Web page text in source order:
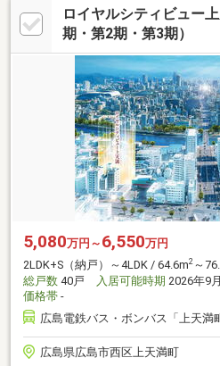
ロイヤルシティビュー
期・第2期・第3期）
5,080万円～ 6,550万円
2LDK+S（納戸）～4LDK / 64.6m2 ～
総戸数 40戸 入居可能時期 2026年9
価格帯 -
広島電鉄バス・ボンバス「上天満
広島県広島市西区上天満町